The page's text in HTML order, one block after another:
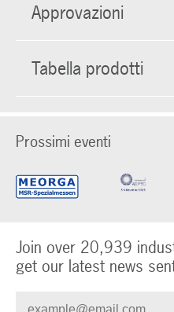
Approvazioni
Tabella prodotti
Prossimi eventi
Join over 20,939
get our latest news